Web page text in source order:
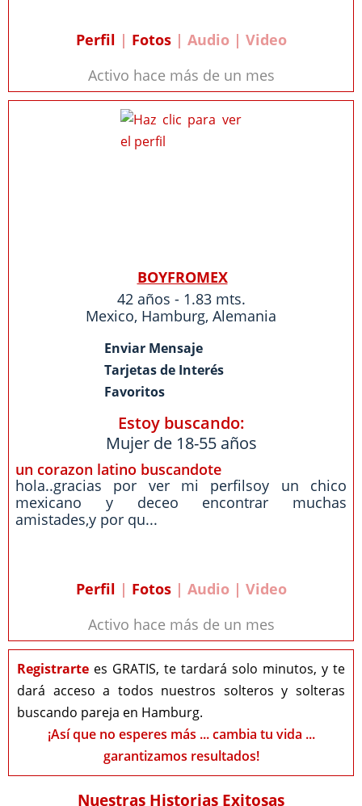
Perfil | Fotos| Audio | Video
Activo hace más de un mes
BOYFROMEX
42 años - 1.83 mts.
Mexico, Hamburg, Alemania
Enviar Mensaje
Tarjetas de Interés
Favoritos
Estoy buscando:
Mujer de 18-55 años
un corazon latino buscandote
hola..gracias por ver mi perfilsoy un chico
mexicano y deceo encontrar muchas
amistades,y por qu...
Perfil | Fotos| Audio | Video
Activo hace más de un mes
Registrarte es GRATIS, te tardará solo minutos, y te
dará acceso a todos nuestros solteros y solteras
buscando pareja en Hamburg.
¡Así que no esperes más ... cambia tu vida ...
garantizamos resultados!
Nuestras Historias Exitosas